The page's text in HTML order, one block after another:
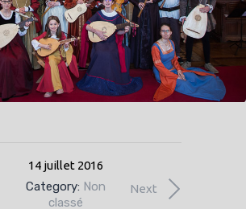
Next
14 juillet 2016
Category: Non
classé